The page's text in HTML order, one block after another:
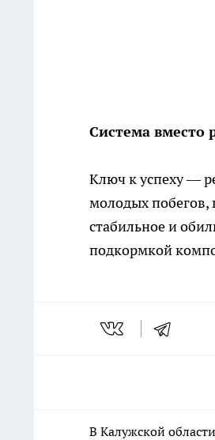
Система вместо
Ключ к успеху —
молодых побегов,
стабильное и
подкормкой
В Калужской